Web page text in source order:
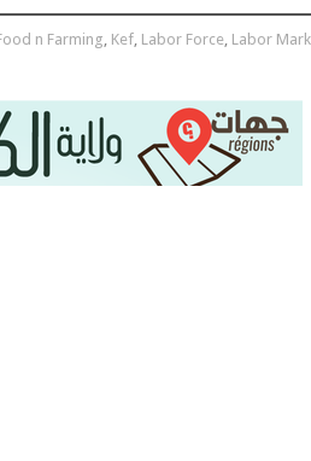
n Farming, Kef, Labor Force, Labor